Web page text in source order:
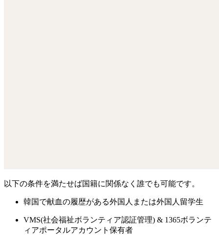
以下の条件を満たせば国籍に関係なく誰でも可能です。
韓国で献血の履歴がある外国人または外国人留学生
VMS(社会福祉ボランティア認証管理) & 1365ボランテ
ィアポータルアカウント保有者